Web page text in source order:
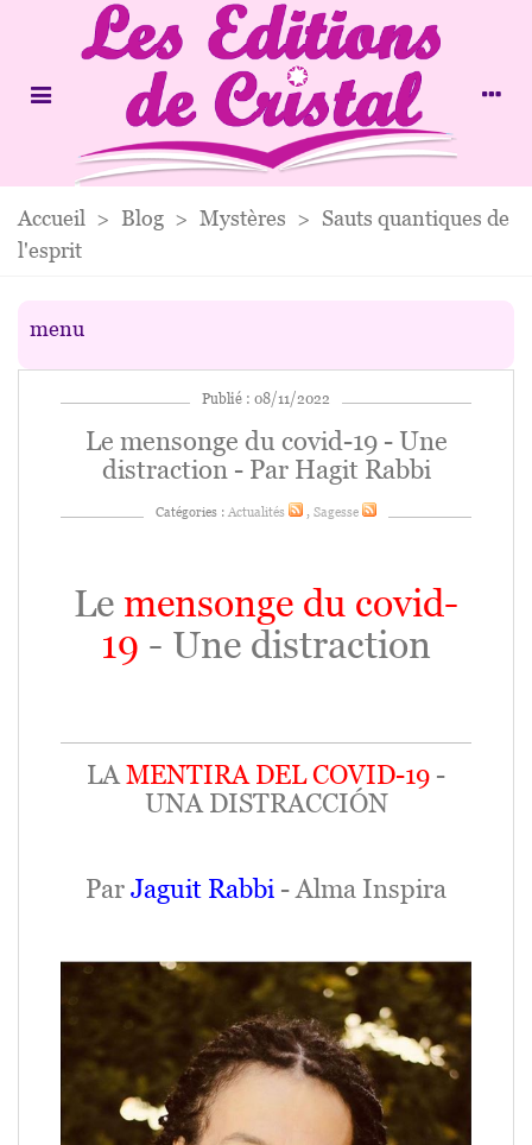
Accueil > Blog > Mystères > Sauts quantiques de
l'esprit
menu
Publié : 08/11/2022
Le mensonge du covid-19 - Une
distraction - Par Hagit Rabbi
Catégories : Actualités , Sagesse
Le mensonge du covid-
19 - Une distraction
LAMENTIRA DEL COVID-19 -
UNA DISTRACCIÓN
Par Jaguit Rabbi - Alma Inspira